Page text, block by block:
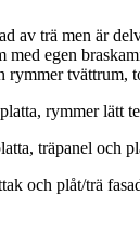
trä men är
egen
rymmer lätt
träpanel och
och plåt/trä